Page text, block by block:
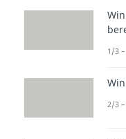
1/3
2/3